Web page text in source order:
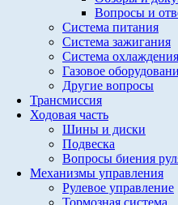
Вопросы и
Система питания
Система зажигания
Система охлаждения
Газовое
Другие вопросы
Трансмиссия
Ходовая часть
Шины и диски
Подвеска
Вопросы биения
Механизмы управления
Рулевое управление
Тормозная система